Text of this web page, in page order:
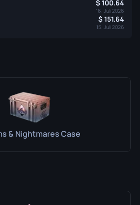
100.64
16. Juli 2026
151.64
15. Juli 2026
& Nightmares Case